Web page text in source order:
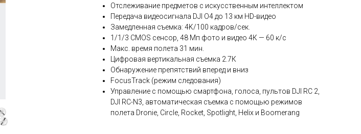
Отслеживание предметов с искусственным интеллектом
Передача видеосигнала DJI O4 до 13 км HD-видео
Замедленная съемка: 4K/100 кадров/сек.
1/1/3 CMOS сенсор, 48 Мп фото и видео 4К — 60 к/с
Макс. время полета 31 мин.
Цифровая вертикальная съемка 2.7К
Обнаружение препятствий вперед и вниз
FocusTrack (режим следования)
Управление с помощью смартфона, голоса, пультов DJI RC 2,
DJI RC-N3, автоматическая съемка с помощью режимов
полета Dronie, Circle, Rocket, Spotlight, Helix и Boomerang